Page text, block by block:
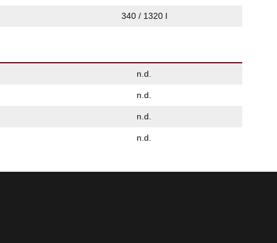
340 / 1320 l
n.d.
n.d.
n.d.
n.d.